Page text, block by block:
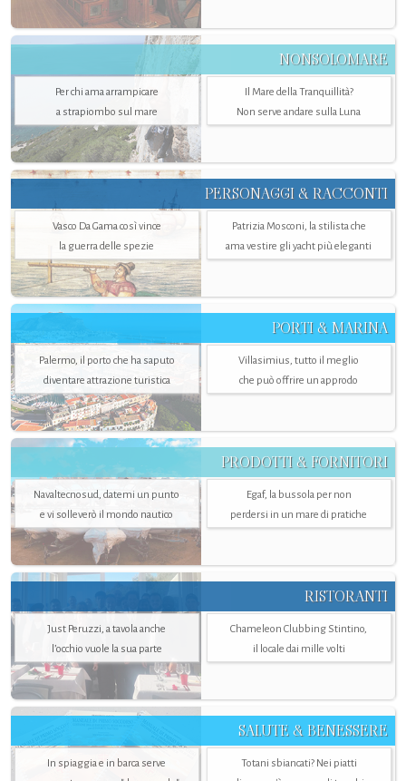
NONSOLOMARE
Per chi ama arrampicare
a strapiombo sul mare
Il Mare della Tranquillità?
Non serve andare sulla Luna
PERSONAGGI & RACCONTI
Vasco Da Gama così vince
la guerra delle spezie
Patrizia Mosconi, la stilista che
ama vestire gli yacht più eleganti
PORTI & MARINA
Palermo, il porto che ha saputo
diventare attrazione turistica
Villasimius, tutto il meglio
che può offrire un approdo
PRODOTTI & FORNITORI
Navaltecnosud, datemi un punto
e vi solleverò il mondo nautico
Egaf, la bussola per non
perdersi in un mare di pratiche
RISTORANTI
Just Peruzzi, a tavola anche
l’occhio vuole la sua parte
Chameleon Clubbing Stintino,
il locale dai mille volti
SALUTE & BENESSERE
In spiaggia e in barca serve
Totani sbiancati? Nei piatti